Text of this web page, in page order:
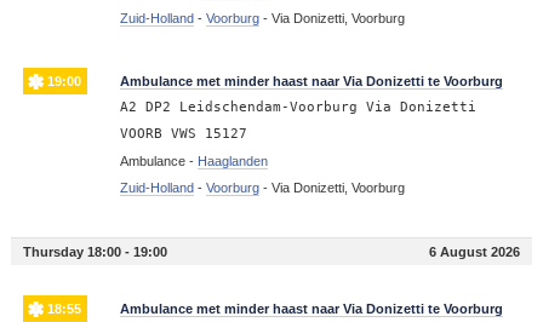
Zuid-Holland- Voorburg- Via Donizetti, Voorburg
19:00 Ambulance met minder haast naar Via Donizetti te Voorburg
A2 DP2 Leidschendam-Voorburg Via Donizetti
VOORB VWS 15127
Ambulance - Haaglanden
Zuid-Holland- Voorburg- Via Donizetti, Voorburg
Thursday 18:00 - 19:00 6 August 2026
18:55 Ambulance met minder haast naar Via Donizetti te Voorburg